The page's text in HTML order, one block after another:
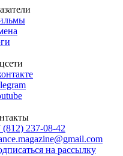
(812) 237-08-42
на рассылку